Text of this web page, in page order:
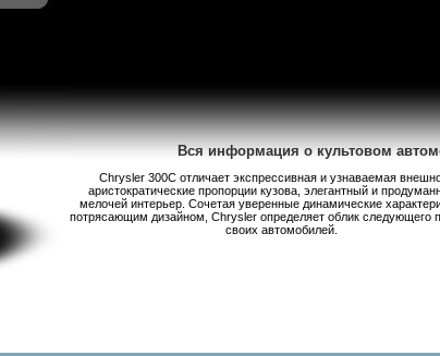
Вся информация о культовом
Chrysler 300С отличает экспрессивная и узнаваемая
аристократические пропорции кузова, элегантный и
мелочей интерьер. Сочетая уверенные динамические
потрясающим дизайном, Chrysler определяет облик следующего
своих автомобилей.